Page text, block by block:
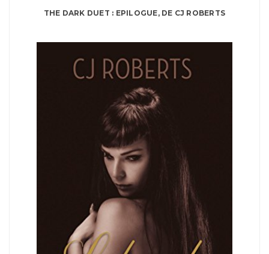
THE DARK DUET : EPILOGUE, DE CJ ROBERTS